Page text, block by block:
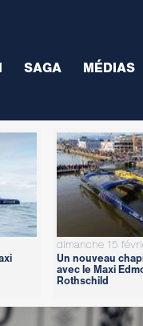
SAGA MÉDIAS
dimanche 15
Un nouveau
avec le Maxi
Rothschild